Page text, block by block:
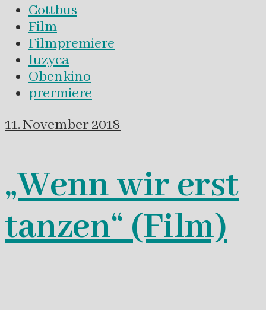
Cottbus
Film
Filmpremiere
luzyca
Obenkino
prermiere
11. November 2018
„Wenn wir erst
tanzen“ (Film)